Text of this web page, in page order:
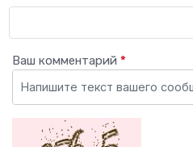
Ваш комментарий *